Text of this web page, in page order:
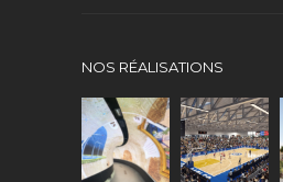
NOS RÉALISATIONS